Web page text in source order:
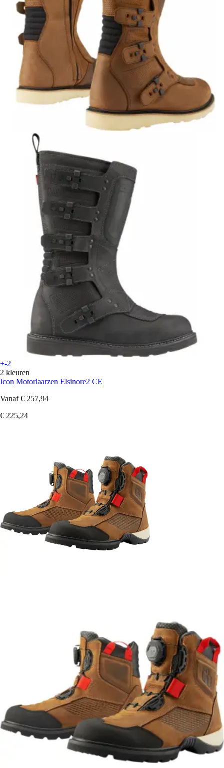
+-2
2 kleuren
Icon Motorlaarzen Elsinore2 CE
Vanaf € 257,94
€ 225,24